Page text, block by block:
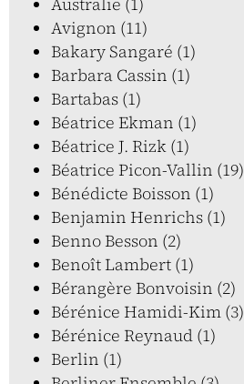
Avignon (11)
Bakary Sangaré (1)
Barbara Cassin (1)
Bartabas (1)
Béatrice Ekman (1)
Béatrice J. Rizk (1)
Béatrice Picon-Vallin (19)
Bénédicte Boisson (1)
Benjamin Henrichs (1)
Benno Besson (2)
Benoît Lambert (1)
Bérangère Bonvoisin (2)
Bérénice Hamidi-Kim (3)
Bérénice Reynaud (1)
Berlin (1)